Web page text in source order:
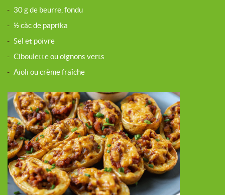
- 30 g de beurre, fondu
- ½ càc de paprika
- Sel et poivre
- Ciboulette ou oignons verts
- Aioli ou crème fraîche